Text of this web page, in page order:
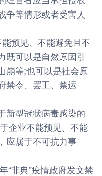
争等情形或者受害人
预见、不能避免且不
既可以是自然原因引
崩等;也可以是社会原
禁令、罢工、禁运
型冠状病毒感染的
企业不能预见、不能
应属于不可抗力事
非典”疫情政府发文禁